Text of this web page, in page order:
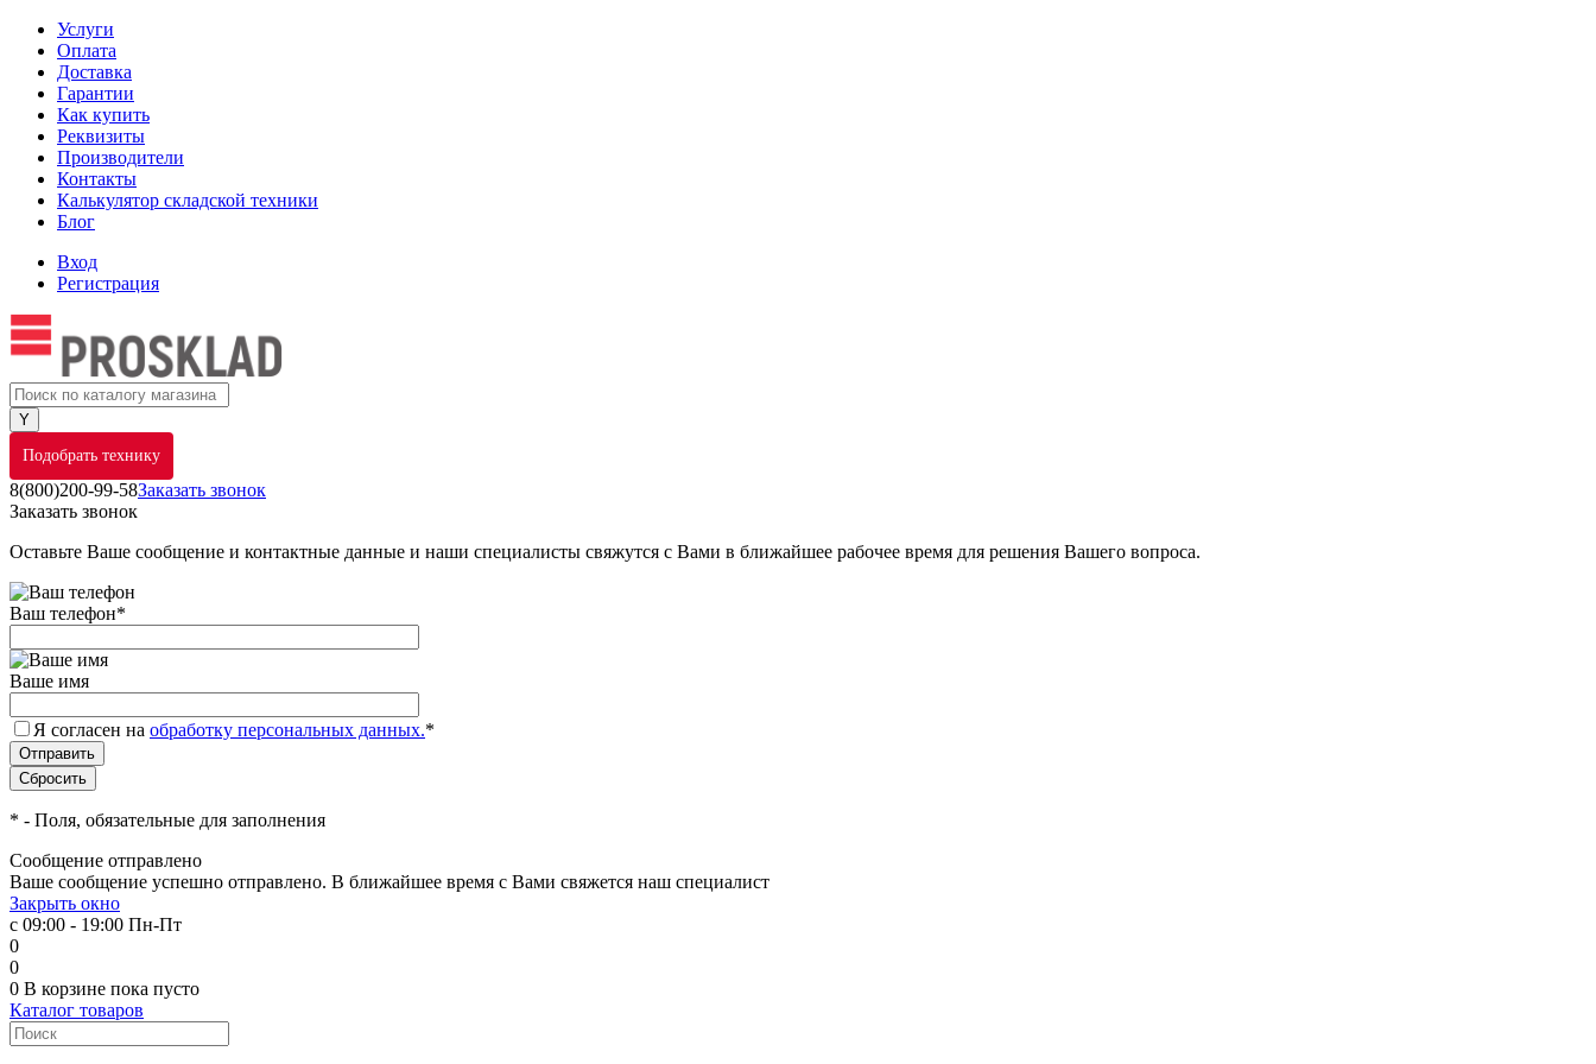
Услуги
Оплата
Доставка
Гарантии
Как купить
Реквизиты
Производители
Контакты
Калькулятор складской техники
Блог
Вход
Регистрация
Подобрать технику
8(800)200-99-58Заказать звонок
Заказать звонок
Оставьте Ваше сообщение и контактные данные и наши специалисты свяжутся с Вами в ближайшее рабочее время для решения Вашего вопроса.
Ваш телефон*
Ваше имя
Я согласен на обработку персональных данных.*
* - Поля, обязательные для заполнения
Сообщение отправлено
Ваше сообщение успешно отправлено. В ближайшее время с Вами свяжется наш специалист
Закрыть окно
с 09:00 - 19:00 Пн-Пт
0
0
0 В корзине пока пусто
Каталог товаров